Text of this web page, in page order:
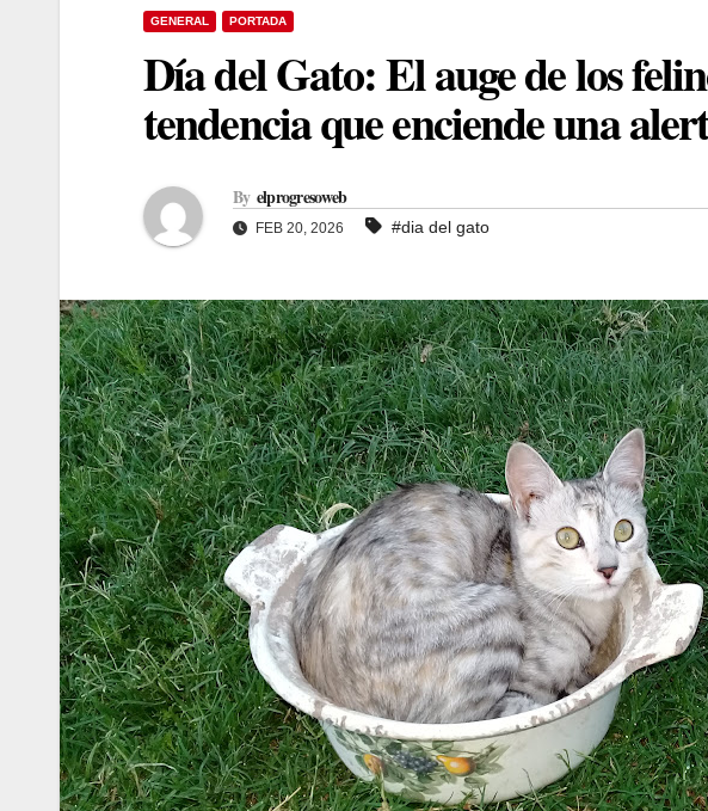
GENERAL PORTADA
Día del Gato: El auge de los
tendencia que enciende una
By elprogresoweb
FEB 20, 2026 #dia del gato